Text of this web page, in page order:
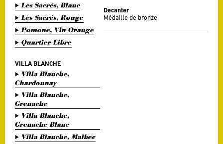
Les Sacrés, Blanc
Les Sacrés, Rouge
Pomone, Vin Orange
Quartier Libre
VILLA BLANCHE
Villa Blanche,
Chardonnay
Villa Blanche,
Grenache
Villa Blanche,
Grenache Blanc
Villa Blanche, Malbec
Decanter
Médaille de bronze